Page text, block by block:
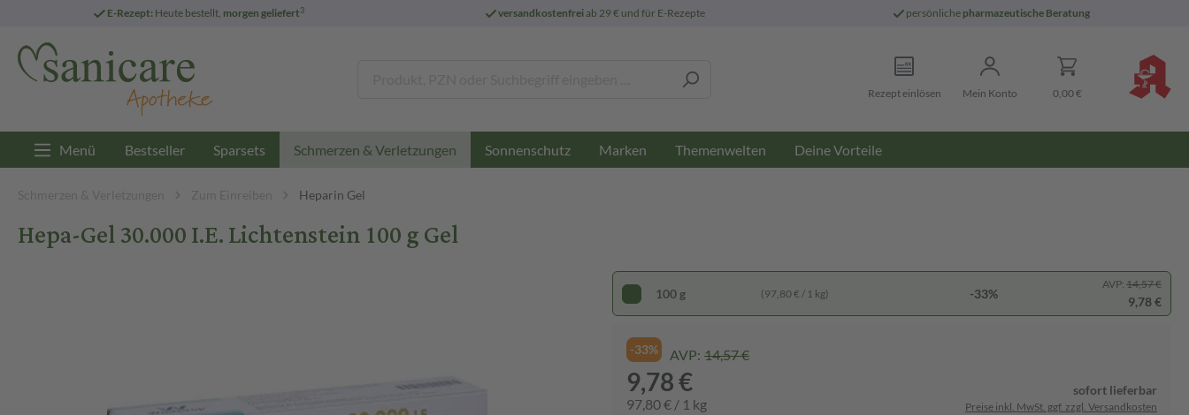
E-Rezept: Heute bestellt, morgen geliefert3 versandkostenfreiab 29 € und für E-Rezepte persönliche pharmazeutische Beratung
Rezept einlösen Mein Konto 0,00 €
Menü Bestseller Sparsets Schmerzen & Verletzungen Sonnenschutz Marken Themenwelten Deine Vorteile
Schmerzen & Verletzungen Zum Einreiben Heparin Gel
Hepa-Gel 30.000 I.E. Lichtenstein 100 g Gel
100 g (97,80 € / 1 kg) -33%
AVP: 14,57 €
9,78 €
-33% AVP: 14,57 €
9,78 €
97,80 € / 1 kg
sofort lieferbar
Preise inkl. MwSt. ggf. zzgl. Versandkosten